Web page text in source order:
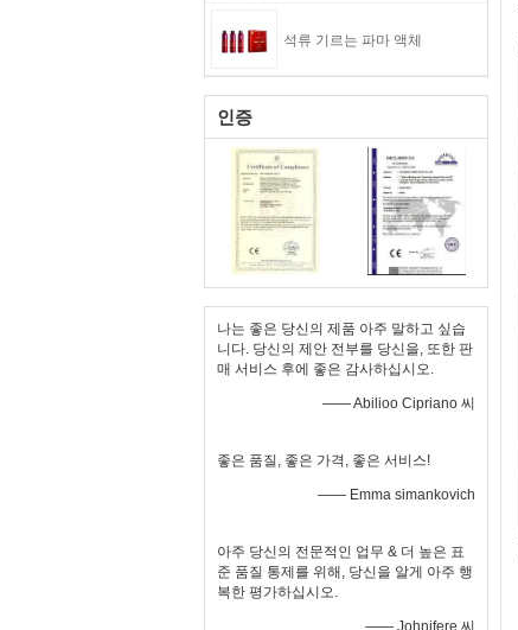
석류 기르는 파마 액체
인증
나는 좋은 당신의 제품 아주 말하고 싶습
니다. 당신의 제안 전부를 당신을, 또한 판
매 서비스 후에 좋은 감사하십시오.
—— Abilioo Cipriano 씨
좋은 품질, 좋은 가격, 좋은 서비스!
—— Emma simankovich
아주 당신의 전문적인 업무 & 더 높은 표
준 품질 통제를 위해, 당신을 알게 아주 행
복한 평가하십시오.
—— Johnifere 씨